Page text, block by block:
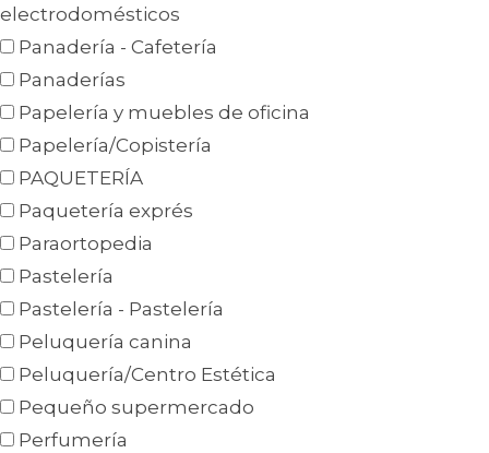
electrodomésticos
Panadería - Cafetería
Panaderías
Papelería y muebles de oficina
Papelería/Copistería
PAQUETERÍA
Paquetería exprés
Paraortopedia
Pastelería
Pastelería - Pastelería
Peluquería canina
Peluquería/Centro Estética
Pequeño supermercado
Perfumería